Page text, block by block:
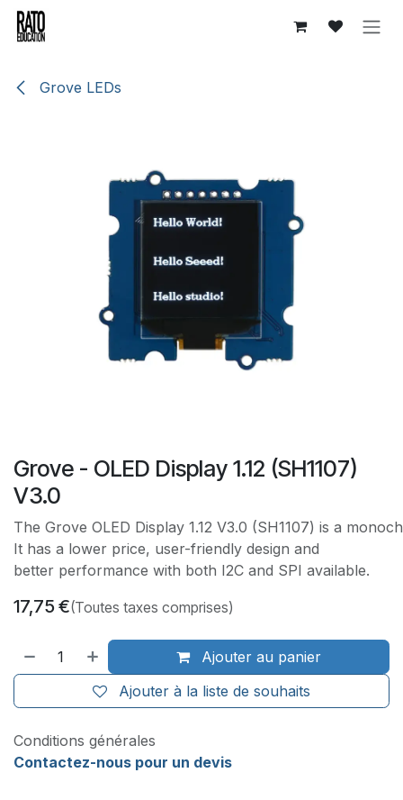
Se rendre au contenu
Grove LEDs
Grove - OLED Display 1.12 (SH1107)
V3.0
The Grove OLED Display 1.12 V3.0 (SH1107) is a
It has a lower price, user-friendly design and
better performance with both I2C and SPI available.
17,75 €(Toutes taxes comprises)
Ajouter au panier
Ajouter à la liste de souhaits
Conditions générales
Contactez-nous pour un devis